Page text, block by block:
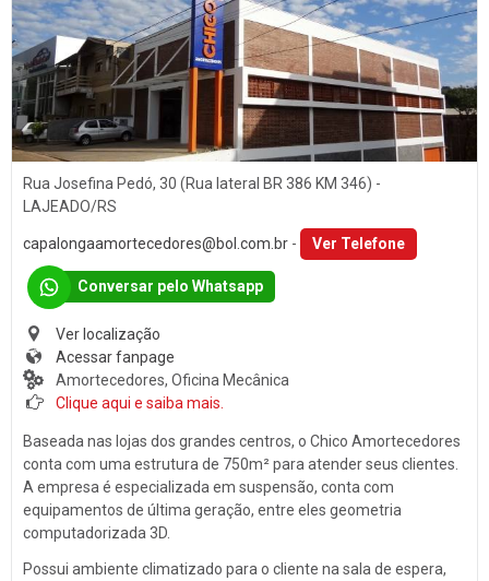
PORTO ALEGRE (1)
SANTA CLARA DO SUL (1)
SANTA CRUZ DO SUL (15)
TEUTÔNIA (14)
VENÂNCIO AIRES (16)
Som
Baterias
Películas
Acessórios
Ar Condicionado
Engate de Reboques
Martelinho de Ouro
Lavagem Automotiva
Retificadora de Motores
Auto Peças
Amortecedores
Auto Demolidoras
Troca de Óleo
Chaveiro
Reboques
Rua Josefina Pedó, 30 (Rua lateral BR 386 KM 346) -
LAJEADO/RS
capalongaamortecedores@bol.com.br - Ver Telefone
Conversar pelo Whatsapp
Ver localização
Acessar fanpage
Amortecedores, Oficina Mecânica
Clique aqui e saiba mais.
Baseada nas lojas dos grandes centros, o Chico Amortecedores
conta com uma estrutura de 750m² para atender seus clientes.
A empresa é especializada em suspensão, conta com
equipamentos de última geração, entre eles geometria
computadorizada 3D.
Possui ambiente climatizado para o cliente na sala de espera,